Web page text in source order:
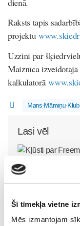
Šī tīmekļa vietne
Mēs izmantojam
Raksts tapis
projektu
Uzzini par
Maiznīca
kalkulatorā
Mans-Māmiņu-
Lasi vēl
Kļūsti par
06. Aug 20:04